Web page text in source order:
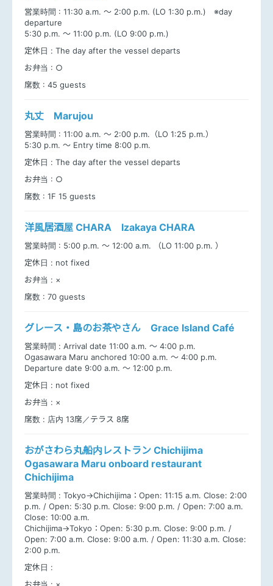
営業時間 : 11:30 a.m. ～ 2:00 p.m. (LO 1:30 p.m.) ※day
departure
5:30 p.m. ～ 11:00 p.m. (LO 9:00 p.m.)
定休日 : The day after the vessel departs
お弁当 : ○
席数 : 45 guests
丸丈 Marujou
営業時間 : 11:00 a.m. ～ 2:00 p.m.（LO 1:25 p.m.）
5:30 p.m. ～ Entry time 8:00 p.m.
定休日 : The day after the vessel departs
お弁当 : ○
席数 : 1F 15 guests
洋風居酒屋 CHARA Izakaya CHARA
営業時間 : 5:00 p.m. ～ 12:00 a.m. （LO 11:00 p.m. ）
定休日 : not fixed
お弁当 : ×
席数 : 70 guests
グレース・島のお茶やさん Grace Island Café
営業時間 : Arrival date 11:00 a.m. ～ 4:00 p.m.
Ogasawara Maru anchored 10:00 a.m. ～ 4:00 p.m.
Departure date 9:00 a.m. ～ 12:00 p.m.
定休日 : not fixed
お弁当 : ×
席数 : 店内 13席／テラス 8席
おがさわら丸船内レストラン Chichijima
Ogasawara Maru onboard restaurant
Chichijima
営業時間 : Tokyo→Chichijima：Open: 11:15 a.m. Close: 2:00
p.m. / Open: 5:30 p.m. Close: 9:00 p.m. / Open: 7:00 a.m.
Close: 10:00 a.m.
Chichijima→Tokyo：Open: 5:30 p.m. Close: 9:00 p.m. /
Open: 7:00 a.m. Close: 9:00 a.m. / Open: 11:30 a.m. Close:
2:00 p.m.
定休日 :
お弁当 : ×